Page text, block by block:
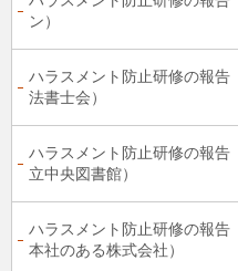
ン）
ハラスメント防止研修の報告
法書士会）
ハラスメント防止研修の報
立中央図書館）
ハラスメント防止研修の報告
本社のある株式会社）